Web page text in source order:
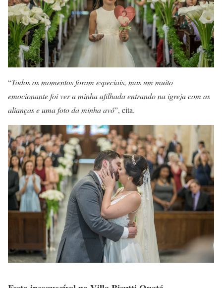
“Todos os momentos foram especiais, mas um muito
emocionante foi ver a minha afilhada entrando na igreja com as
alianças e uma foto da minha avó”, cita.